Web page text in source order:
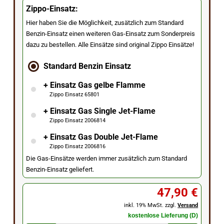
Zippo-Einsatz:
Hier haben Sie die Möglichkeit, zusätzlich zum Standard
Benzin-Einsatz einen weiteren Gas-Einsatz zum Sonderpreis
dazu zu bestellen. Alle Einsätze sind original Zippo Einsätze!
Standard Benzin Einsatz
+ Einsatz Gas gelbe Flamme
Zippo Einsatz 65801
+ Einsatz Gas Single Jet-Flame
Zippo Einsatz 2006814
+ Einsatz Gas Double Jet-Flame
Zippo Einsatz 2006816
Die Gas-Einsätze werden immer zusätzlich zum Standard
Benzin-Einsatz geliefert.
47,90 €
inkl. 19% MwSt. zzgl.Versand
kostenlose Lieferung (D)